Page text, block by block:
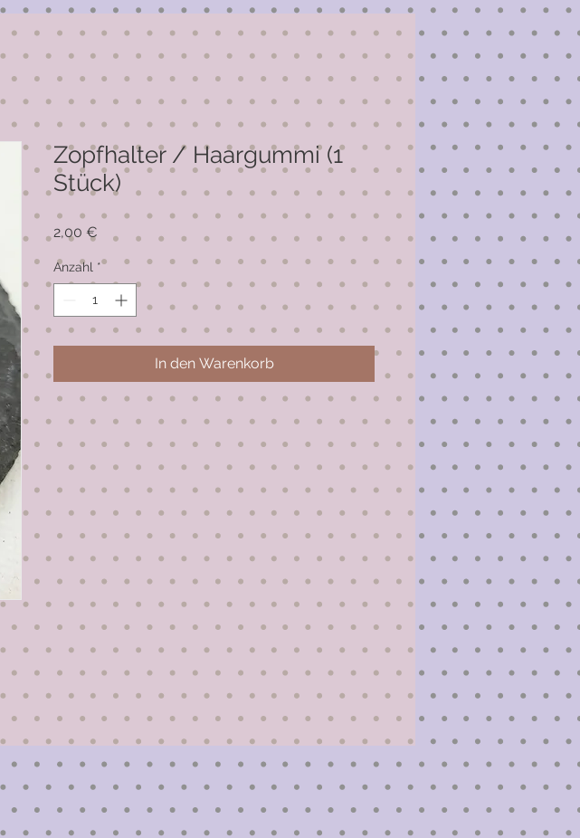
Zopfhalter / Haargummi (1
Stück)
2,00 €
Anzahl *
In den Warenkorb